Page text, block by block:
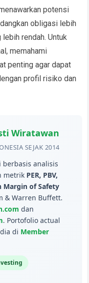
potensi
obligasi lebih
rendah. Untuk
memahami
penting agar dapat
profil risiko dan
Wiratawan
SEJAK 2014
berbasis analisis
metrik PER, PBV,
Margin of Safety
& Warren Buffett.
dan
. Portofolio actual
di Member